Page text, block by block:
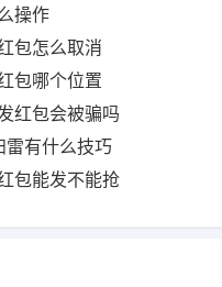
操作
包怎么取消
包哪个位置
红包会被骗吗
雷有什么技巧
包能发不能抢